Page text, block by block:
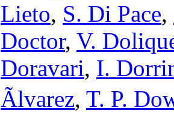
Lieto, S. Di Pace,
Doctor, V.
Doravari, I.
Ãlvarez, T. P.